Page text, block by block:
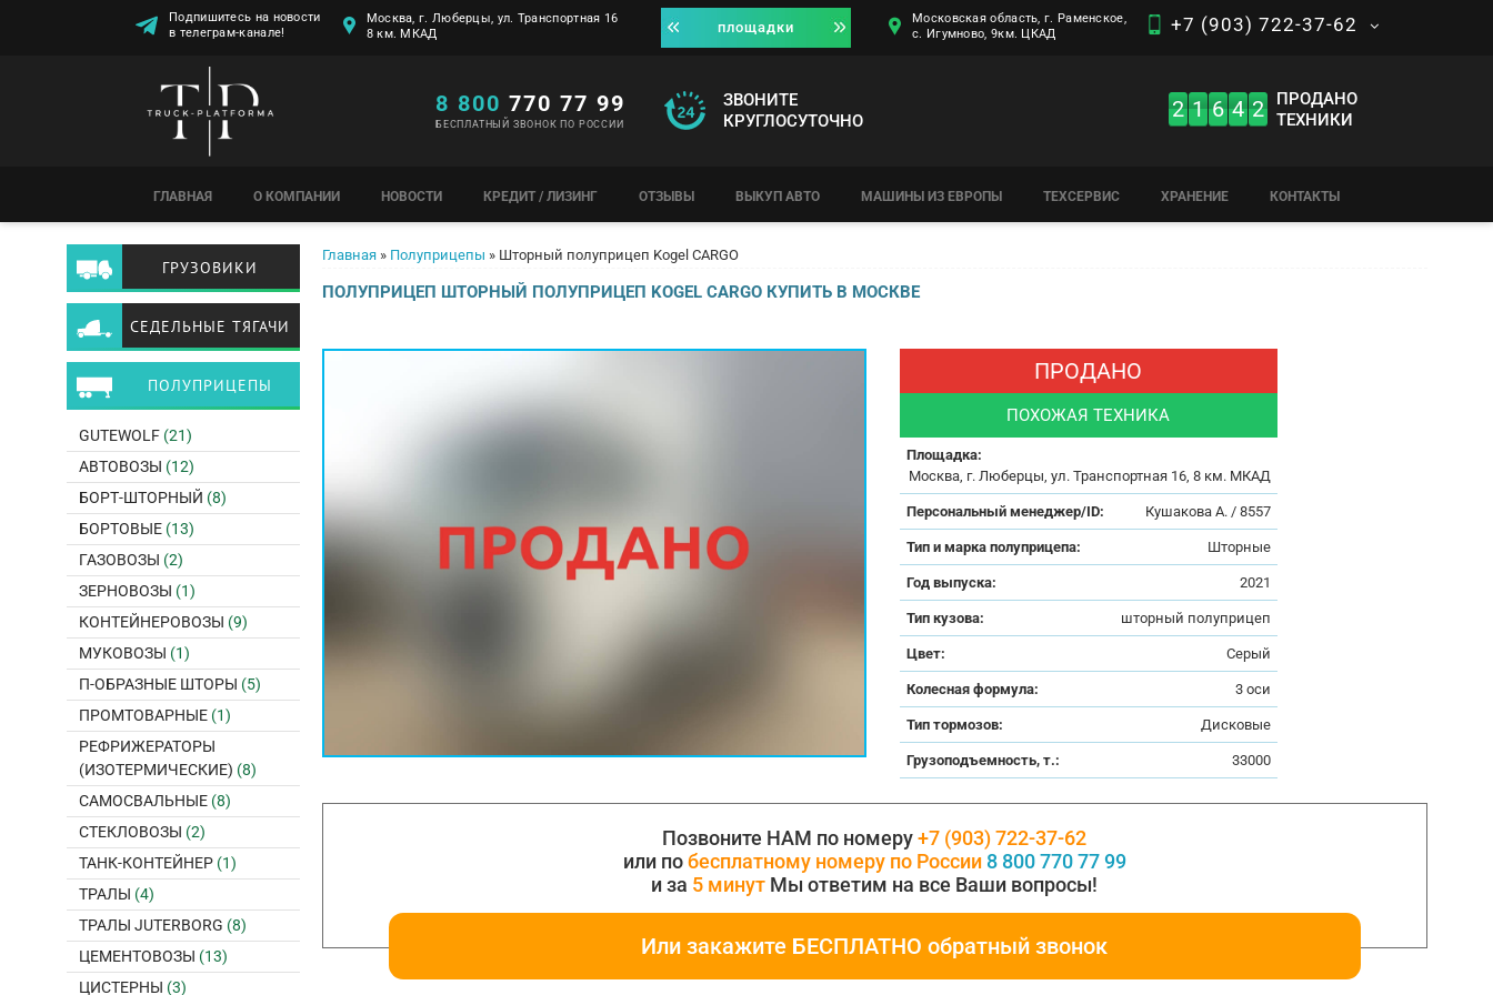
Подпишитесь на новости
в телеграм-канале!
Москва, г. Люберцы, ул. Транспортная 16
8 км. МКАД
площадки
Московская область, г. Раменское,
с. Игумново, 9км. ЦКАД
+7 (903) 722-37-62
8 800 770 77 99
БЕСПЛАТНЫЙ ЗВОНОК ПО РОССИИ
ЗВОНИТЕ
КРУГЛОСУТОЧНО
2 1 6 4 2
ПРОДАНО
ТЕХНИКИ
ГЛАВНАЯ О КОМПАНИИ НОВОСТИ КРЕДИТ / ЛИЗИНГ ОТЗЫВЫ ВЫКУП АВТО МАШИНЫ ИЗ ЕВРОПЫ ТЕХСЕРВИС ХРАНЕНИЕ КОНТАКТЫ
Вы здесь
Главная » Полуприцепы » Шторный полуприцеп Kogel CARGO
ПОЛУПРИЦЕП ШТОРНЫЙ ПОЛУПРИЦЕП KOGEL CARGO КУПИТЬ В МОСКВЕ
ПРОДАНО
ПОХОЖАЯ ТЕХНИКА
Площадка:
Москва, г. Люберцы, ул. Транспортная 16, 8 км. МКАД
Персональный менеджер/ID: Кушакова А. / 8557
Тип и марка полуприцепа: Шторные
Год выпуска: 2021
Тип кузова: шторный полуприцеп
Цвет: Серый
Колесная формула: 3 оси
Тип тормозов: Дисковые
Грузоподъемность, т.: 33000
Позвоните НАМ по номеру+7 (903) 722-37-62
или побесплатному номеру по России 8 800 770 77 99
и за 5 минут Мы ответим на все Ваши вопросы!
Или закажите БЕСПЛАТНО обратный звонок
ГРУЗОВИКИ
СЕДЕЛЬНЫЕ ТЯГАЧИ
ПОЛУПРИЦЕПЫ
GUTEWOLF (21)
АВТОВОЗЫ (12)
БОРТ-ШТОРНЫЙ (8)
БОРТОВЫЕ (13)
ГАЗОВОЗЫ (2)
ЗЕРНОВОЗЫ (1)
КОНТЕЙНЕРОВОЗЫ (9)
МУКОВОЗЫ (1)
П-ОБРАЗНЫЕ ШТОРЫ (5)
ПРОМТОВАРНЫЕ (1)
РЕФРИЖЕРАТОРЫ
(ИЗОТЕРМИЧЕСКИЕ) (8)
САМОСВАЛЬНЫЕ (8)
СТЕКЛОВОЗЫ (2)
ТАНК-КОНТЕЙНЕР (1)
ТРАЛЫ (4)
ТРАЛЫ JUTERBORG (8)
ЦЕМЕНТОВОЗЫ (13)
ЦИСТЕРНЫ (3)